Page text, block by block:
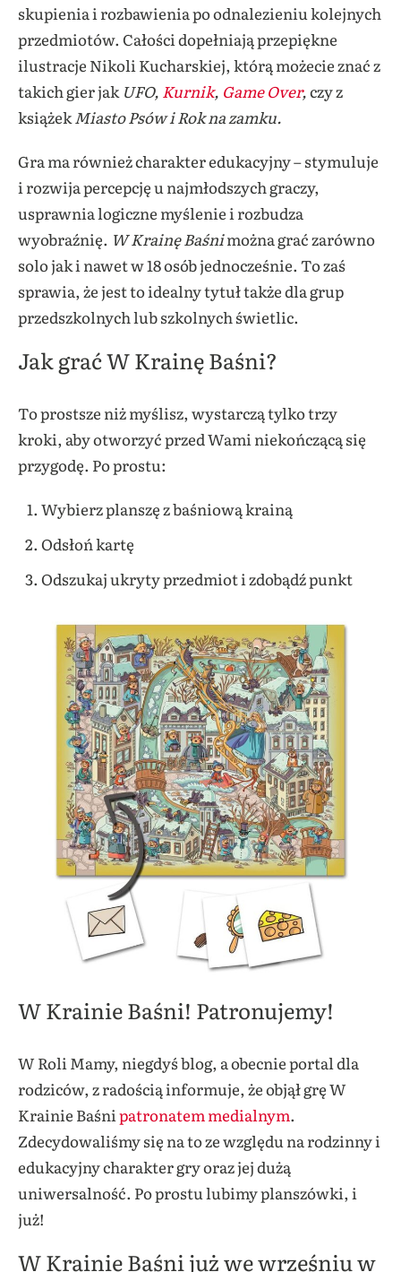
skupienia i rozbawienia po odnalezieniu kolejnych
przedmiotów. Całości dopełniają przepiękne
ilustracje Nikoli Kucharskiej, którą możecie znać z
takich gier jak UFO, Kurnik, Game Over,czy z
książek Miasto Psów i Rok na zamku.
Gra ma również charakter edukacyjny – stymuluje
i rozwija percepcję u najmłodszych graczy,
usprawnia logiczne myślenie i rozbudza
wyobraźnię. W Krainę Baśnimożna grać zarówno
solo jak i nawet w 18 osób jednocześnie. To zaś
sprawia, że jest to idealny tytuł także dla grup
przedszkolnych lub szkolnych świetlic.
Jak grać W Krainę Baśni?
To prostsze niż myślisz, wystarczą tylko trzy
kroki, aby otworzyć przed Wami niekończącą się
przygodę. Po prostu:
Wybierz planszę z baśniową krainą
Odsłoń kartę
Odszukaj ukryty przedmiot i zdobądź punkt
W Krainie Baśni! Patronujemy!
W Roli Mamy, niegdyś blog, a obecnie portal dla
rodziców, z radością informuje, że objął grę W
Krainie Baśnipatronatem medialnym.
Zdecydowaliśmy się na to ze względu na rodzinny i
edukacyjny charakter gry oraz jej dużą
uniwersalność. Po prostu lubimy planszówki, i
już!
W Krainie Baśni już we wrześniu w